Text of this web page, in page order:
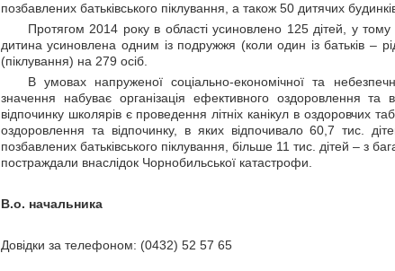
позбавлених батьківського піклування, а також 50 дитячих
Протягом 2014 року в області усиновлено 125 дітей, у
дитина усиновлена одним із подружжя (коли один із батьків –
(піклування) на 279 осіб.
В умовах напруженої соціально-економічної та
значення набуває організація ефективного оздоровлення
відпочинку школярів є проведення літніх канікул в оздоровчих
оздоровлення та відпочинку, в яких відпочивало 60,7 тис.
позбавлених батьківського піклування, більше 11 тис. дітей – з
постраждали внаслідок Чорнобильської катастрофи.
В.о. начальника С. В.
Довідки за телефоном: (0432) 52 57 65